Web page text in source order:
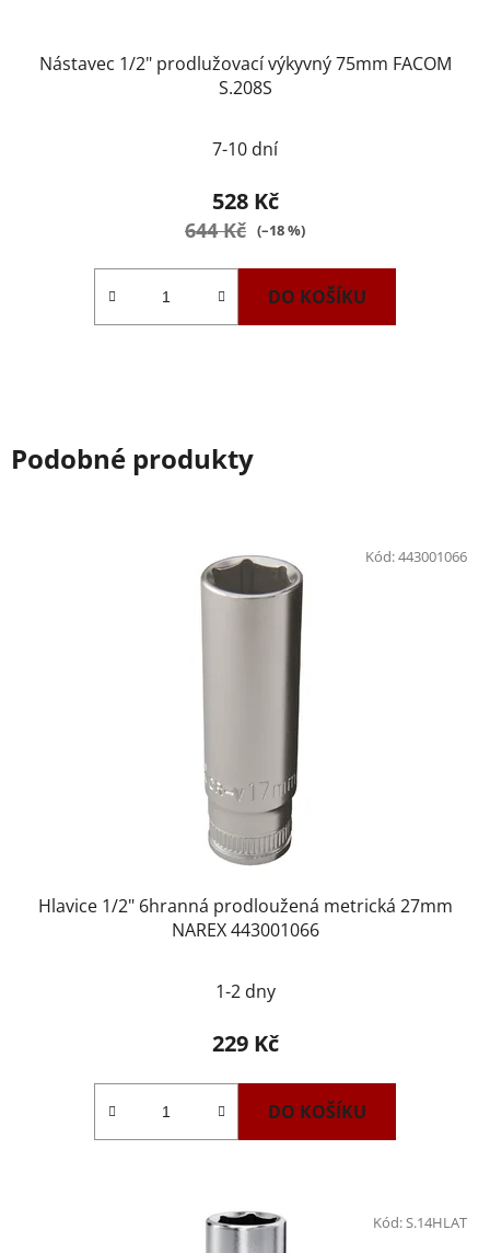
Nástavec 1/2" prodlužovací výkyvný 75mm FACOM
S.208S
7-10 dní
528 Kč
644 Kč (–18 %)
DO KOŠÍKU
Podobné produkty
Hlavice 1/2" 6hranná prodloužená metrická 27mm
NAREX 443001066
1-2 dny
229 Kč
DO KOŠÍKU
Kód:443001066
Kód: S.14HLAT